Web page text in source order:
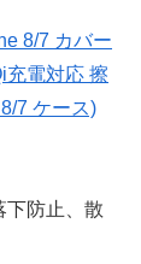
8/7 カバー
充電対応 擦
7 ケース)
下防止、散